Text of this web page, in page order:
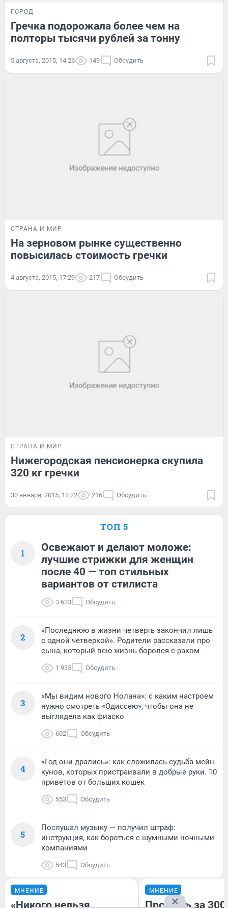
ГОРОД
Гречка подорожала более чем на
полторы тысячи рублей за тонну
5 августа, 2015, 14:26 149 Обсудить
СТРАНА И МИР
На зерновом рынке существенно
повысилась стоимость гречки
4 августа, 2015, 17:29 217 Обсудить
СТРАНА И МИР
Нижегородская пенсионерка скупила
320 кг гречки
30 января, 2015, 12:22 216 Обсудить
ТОП 5
1
Освежают и делают моложе:
лучшие стрижки для женщин
после 40 — топ стильных
вариантов от стилиста
3 633 Обсудить
2
«Последнюю в жизни четверть закончил лишь
с одной четверкой». Родители рассказали про
сына, который всю жизнь боролся с раком
1 935 Обсудить
3
«Мы видим нового Нолана»: с каким настроем
нужно смотреть «Одиссею», чтобы она не
выглядела как фиаско
602 Обсудить
4
«Год они дрались»: как сложилась судьба мейн-
кунов, которых пристраивали в добрые руки. 10
приветов от больших кошек
553 Обсудить
5
Послушал музыку — получил штраф:
инструкция, как бороться с шумными ночными
компаниями
543 Обсудить
МНЕНИЕ
«Никого нельзя
МНЕНИЕ
Продашь за